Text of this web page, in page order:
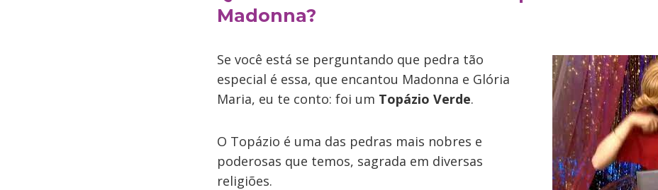
Madonna?
Se você está se perguntando que pedra tão
especial é essa, que encantou Madonna e Glória
Maria, eu te conto: foi um Topázio Verde.
O Topázio é uma das pedras mais nobres e
poderosas que temos, sagrada em diversas
religiões.